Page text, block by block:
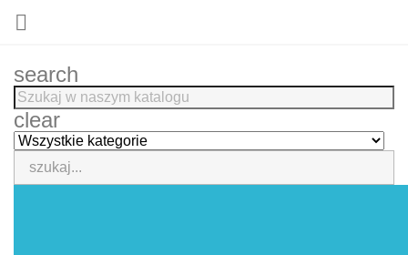

search
clear